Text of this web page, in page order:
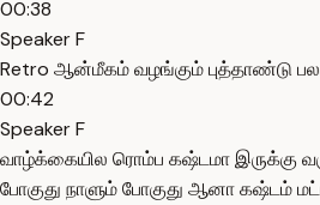
00:38
Speaker F
Retro ஆன்மீகம் வழங்கும் புத்தாண்டு
00:42
Speaker F
வாழ்க்கையில ரொம்ப கஷ்டமா இருக்கு
போகுது நாளும் போகுது ஆனா கஷ்டம்